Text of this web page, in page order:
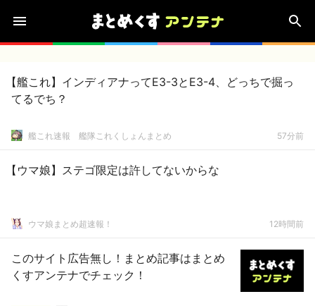
【艦これ】インディアナってE3-3とE3-4、どっちで掘っ
てるでち？
艦これ速報 艦隊これくしょんまとめ 57分前
【ウマ娘】ステゴ限定は許してないからな
ウマ娘まとめ超速報！ 12時間前
このサイト広告無し！まとめ記事はまとめ
くすアンテナでチェック！